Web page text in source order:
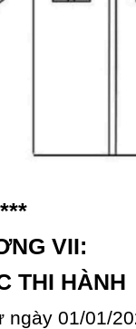
***
VII:
THI HÀNH
ngày 01/01/